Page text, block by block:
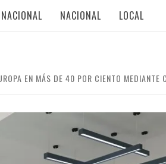
NACIONAL LOCAL
EN MÁS DE 40 POR CIENTO MEDIANTE